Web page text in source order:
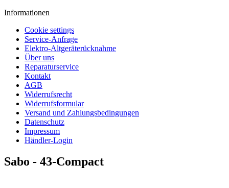
Informationen
Cookie settings
Service-Anfrage
Elektro-Altgeräterücknahme
Über uns
Reparaturservice
Kontakt
AGB
Widerrufsrecht
Widerrufsformular
Versand und Zahlungsbedingungen
Datenschutz
Impressum
Händler-Login
Sabo - 43-Compact